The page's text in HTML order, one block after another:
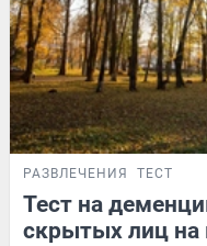
РАЗВЛЕЧЕНИЯ ТЕСТ
Тест на
скрытых лиц на